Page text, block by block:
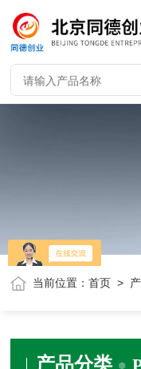
当前位置：首页 >
产品分类